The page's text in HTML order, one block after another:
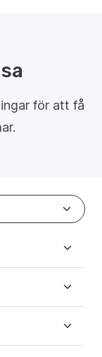
för att få